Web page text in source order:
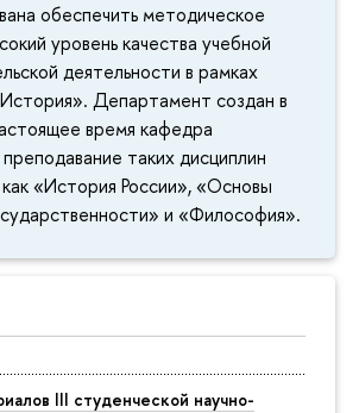
обеспечить методическое
уровень качества учебной
деятельности в рамках
Департамент создан в
время кафедра
таких дисциплин
«История России», «Основы
и «Философия».
III студенческой научно-